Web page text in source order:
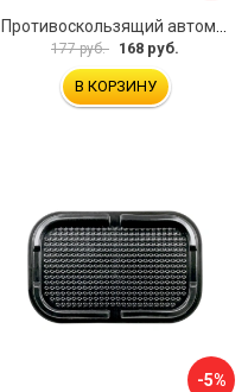
177 руб. 168 руб.
В КОРЗИНУ
-5%